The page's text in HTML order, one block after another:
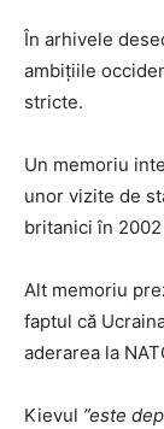
În arhivele
ambiţiile
stricte.
Un memoriu
unor vizite de
britanici în
Alt memoriu
faptul că
aderarea la
Kievul ”este